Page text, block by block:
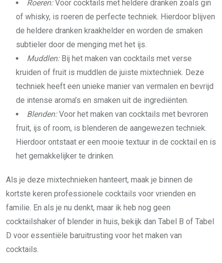
Roeren:Voor cocktails met heldere dranken zoals gin
of whisky, is roeren de perfecte techniek. Hierdoor blijven
de heldere dranken kraakhelder en worden de smaken
subtieler door de menging met het ijs.
Muddlen:Bij het maken van cocktails met verse
kruiden of fruit is muddlen de juiste mixtechniek. Deze
techniek heeft een unieke manier van vermalen en bevrijd
de intense aroma’s en smaken uit de ingrediënten.
Blenden:Voor het maken van cocktails met bevroren
fruit, ijs of room, is blenderen de aangewezen techniek.
Hierdoor ontstaat er een mooie textuur in de cocktail en is
het gemakkelijker te drinken.
Als je deze mixtechnieken hanteert, maak je binnen de
kortste keren professionele cocktails voor vrienden en
familie. En als je nu denkt, maar ik heb nog geen
cocktailshaker of blender in huis, bekijk dan Tabel B of Tabel
D voor essentiële baruitrusting voor het maken van
cocktails.